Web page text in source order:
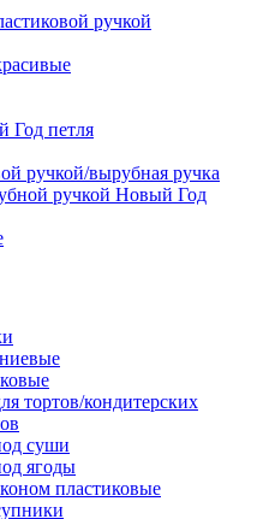
ручкой
Год петля
ручкой/вырубная ручка
ручкой Новый Год
тортов/кондитерских
суши
ягоды
пластиковые